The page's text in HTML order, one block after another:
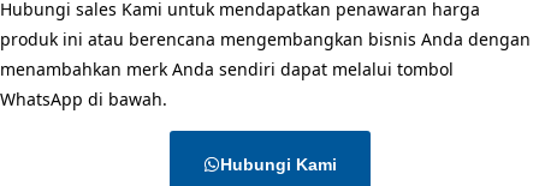
Hubungi sales Kami untuk mendapatkan penawaran harga
produk ini atau berencana mengembangkan bisnis Anda dengan
menambahkan merk Anda sendiri dapat melalui tombol
WhatsApp di bawah.
Hubungi Kami